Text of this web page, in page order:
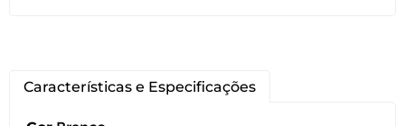
devolução.
Características e Especificações